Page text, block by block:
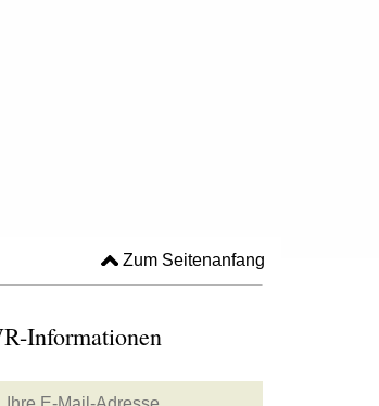
Zum Seitenanfang
Informationen